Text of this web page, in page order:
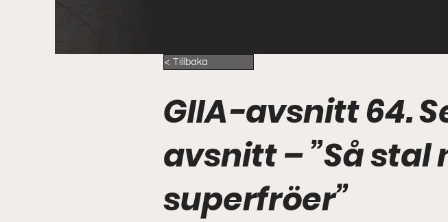
< Tillbaka
GIIA-avsnitt 64.
avsnitt – ”Så
superfröer”